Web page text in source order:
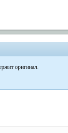
оригинал.